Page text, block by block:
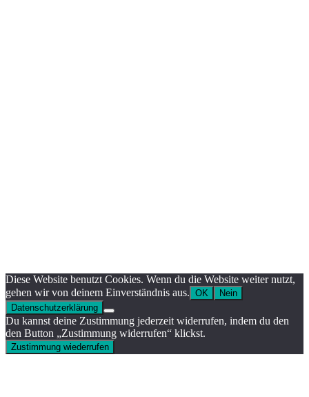
Diese Website benutzt Cookies. Wenn du die Website weiter nutzt,
gehen wir von deinem Einverständnis aus. OK
Nein
Datenschutzerklärung
Du kannst deine Zustimmung jederzeit widerrufen, indem du den
den Button „Zustimmung widerrufen“ klickst.
Zustimmung wiederrufen